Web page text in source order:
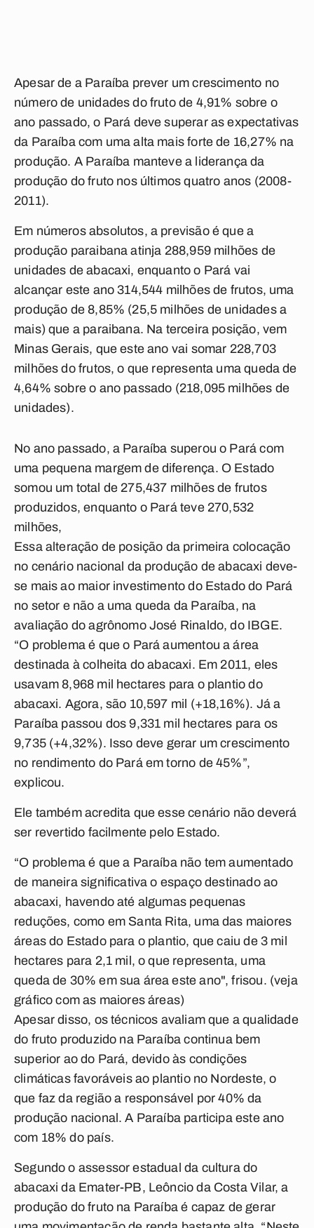
Apesar de a Paraíba prever um crescimento no
número de unidades do fruto de 4,91% sobre o
ano passado, o Pará deve superar as expectativas
da Paraíba com uma alta mais forte de 16,27% na
produção. A Paraíba manteve a liderança da
produção do fruto nos últimos quatro anos (2008-
2011).
Em números absolutos, a previsão é que a
produção paraibana atinja 288,959 milhões de
unidades de abacaxi, enquanto o Pará vai
alcançar este ano 314,544 milhões de frutos, uma
produção de 8,85% (25,5 milhões de unidades a
mais) que a paraibana. Na terceira posição, vem
Minas Gerais, que este ano vai somar 228,703
milhões do frutos, o que representa uma queda de
4,64% sobre o ano passado (218,095 milhões de
unidades).
No ano passado, a Paraíba superou o Pará com
uma pequena margem de diferença. O Estado
somou um total de 275,437 milhões de frutos
produzidos, enquanto o Pará teve 270,532
milhões,
Essa alteração de posição da primeira colocação
no cenário nacional da produção de abacaxi deve-
se mais ao maior investimento do Estado do Pará
no setor e não a uma queda da Paraíba, na
avaliação do agrônomo José Rinaldo, do IBGE.
“O problema é que o Pará aumentou a área
destinada à colheita do abacaxi. Em 2011, eles
usavam 8,968 mil hectares para o plantio do
abacaxi. Agora, são 10,597 mil (+18,16%). Já a
Paraíba passou dos 9,331 mil hectares para os
9,735 (+4,32%). Isso deve gerar um crescimento
no rendimento do Pará em torno de 45%”,
explicou.
Ele também acredita que esse cenário não deverá
ser revertido facilmente pelo Estado.
“O problema é que a Paraíba não tem aumentado
de maneira significativa o espaço destinado ao
abacaxi, havendo até algumas pequenas
reduções, como em Santa Rita, uma das maiores
áreas do Estado para o plantio, que caiu de 3 mil
hectares para 2,1 mil, o que representa, uma
queda de 30% em sua área este ano", frisou. (veja
gráfico com as maiores áreas)
Apesar disso, os técnicos avaliam que a qualidade
do fruto produzido na Paraíba continua bem
superior ao do Pará, devido às condições
climáticas favoráveis ao plantio no Nordeste, o
que faz da região a responsável por 40% da
produção nacional. A Paraíba participa este ano
com 18% do país.
Segundo o assessor estadual da cultura do
abacaxi da Emater-PB, Leôncio da Costa Vilar, a
produção do fruto na Paraíba é capaz de gerar